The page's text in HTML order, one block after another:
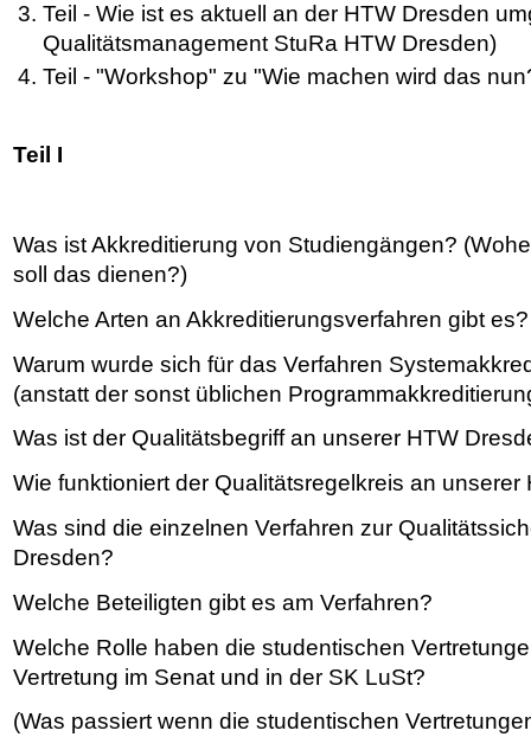
Teil - Wie ist es aktuell an der HTW Dresden
Qualitätsmanagement StuRa HTW Dresden)
Teil - "Workshop" zu "Wie machen wird das
Teil I
Was ist Akkreditierung von Studiengängen?
soll das dienen?)
Welche Arten an Akkreditierungsverfahren gibt es?
Warum wurde sich für das Verfahren
(anstatt der sonst üblichen
Was ist der Qualitätsbegriff an unserer HTW
Wie funktioniert der Qualitätsregelkreis an unserer
Was sind die einzelnen Verfahren zur
Dresden?
Welche Beteiligten gibt es am Verfahren?
Welche Rolle haben die studentischen
Vertretung im Senat und in der SK LuSt?
(Was passiert wenn die studentischen